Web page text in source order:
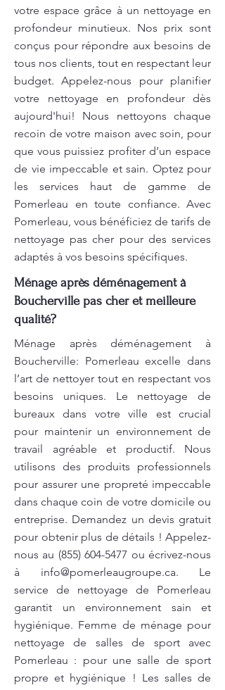
votre espace grâce à un nettoyage en
profondeur minutieux. Nos prix sont
conçus pour répondre aux besoins de
tous nos clients, tout en respectant leur
budget. Appelez-nous pour planifier
votre nettoyage en profondeur dès
aujourd'hui! Nous nettoyons chaque
recoin de votre maison avec soin, pour
que vous puissiez profiter d’un espace
de vie impeccable et sain. Optez pour
les services haut de gamme de
Pomerleau en toute confiance. Avec
Pomerleau, vous bénéficiez de tarifs de
nettoyage pas cher pour des services
adaptés à vos besoins spécifiques.
Ménage après déménagement à
Boucherville pas cher et meilleure
qualité?
Ménage après déménagement à
Boucherville: Pomerleau excelle dans
l’art de nettoyer tout en respectant vos
besoins uniques. Le nettoyage de
bureaux dans votre ville est crucial
pour maintenir un environnement de
travail agréable et productif. Nous
utilisons des produits professionnels
pour assurer une propreté impeccable
dans chaque coin de votre domicile ou
entreprise. Demandez un devis gratuit
pour obtenir plus de détails ! Appelez-
nous au (855) 604-5477 ou écrivez-nous
à info@pomerleaugroupe.ca. Le
service de nettoyage de Pomerleau
garantit un environnement sain et
hygiénique. Femme de ménage pour
nettoyage de salles de sport avec
Pomerleau : pour une salle de sport
propre et hygiénique ! Les salles de